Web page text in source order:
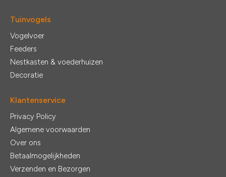
Tuinvogels
Vogelvoer
Feeders
Nestkasten & voederhuizen
Decoratie
Klantenservice
Privacy Policy
Algemene voorwaarden
Over ons
Betaalmogelijkheden
Verzenden en Bezorgen